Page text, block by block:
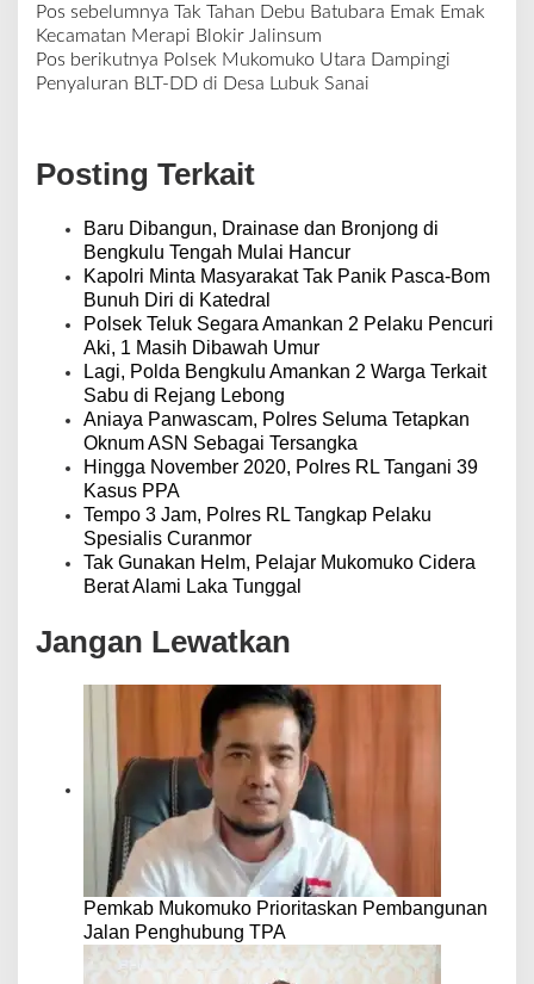
N
a
v
a
s
Pos sebelumnya Tak Tahan Debu Batubara Emak Emak
Kecamatan Merapi Blokir Jalinsum
Pos berikutnya Polsek Mukomuko Utara Dampingi
Penyaluran BLT-DD di Desa Lubuk Sanai
Posting Terkait
Baru Dibangun, Drainase dan Bronjong di
Bengkulu Tengah Mulai Hancur
Kapolri Minta Masyarakat Tak Panik Pasca-Bom
Bunuh Diri di Katedral
Polsek Teluk Segara Amankan 2 Pelaku Pencuri
Aki, 1 Masih Dibawah Umur
Lagi, Polda Bengkulu Amankan 2 Warga Terkait
Sabu di Rejang Lebong
Aniaya Panwascam, Polres Seluma Tetapkan
Oknum ASN Sebagai Tersangka
Hingga November 2020, Polres RL Tangani 39
Kasus PPA
Tempo 3 Jam, Polres RL Tangkap Pelaku
Spesialis Curanmor
Tak Gunakan Helm, Pelajar Mukomuko Cidera
Berat Alami Laka Tunggal
Jangan Lewatkan
Pemkab Mukomuko Prioritaskan Pembangunan
Jalan Penghubung TPA